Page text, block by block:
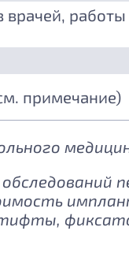
врачей, работы
примечание)